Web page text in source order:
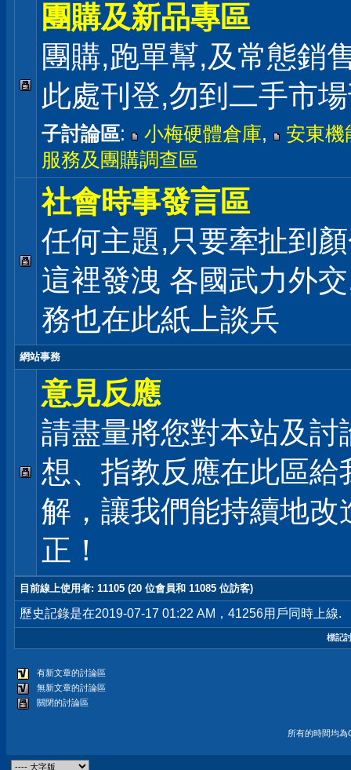
團購及新品專區
團購,跑單幫,及常態銷
此處刊登,勿到二手市
子討論區: 小梅硬體倉庫,
安東機
服務及團購調查區
社會時事發言區
任何主題,只要牽扯到
這裡發洩 各國武力外
務也在此紙上談兵
網站事務
意見反應
請盡量將您對本站及討
想、指教反應在此區給
解，讓我們能持續地改
正！
目前線上使用者: 11105 (20 位會員和 11085 位訪客)
歷史記錄是在2019-07-17 01:22 AM，41256用戶同時上線.
標記
有新文章的討論區
無新文章的討論區
關閉的討論區
所有的時間均為